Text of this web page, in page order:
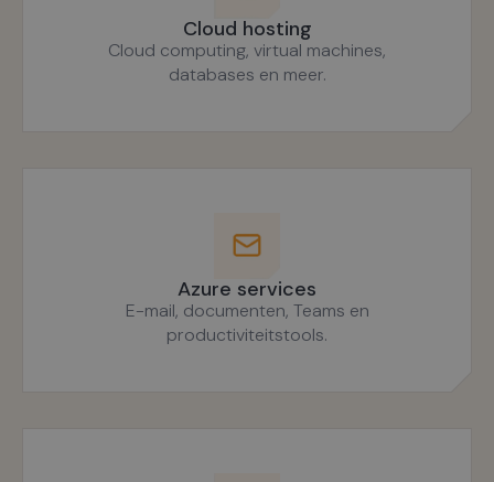
Cloud hosting
Cloud computing, virtual machines,
databases en meer.
Azure services
E-mail, documenten, Teams en
productiviteitstools.